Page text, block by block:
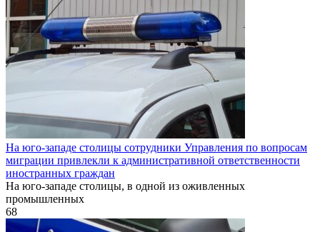
На юго-западе столицы сотрудники Управления по вопросам
миграции привлекли к административной ответственности
иностранных граждан
На юго-западе столицы, в одной из оживленных
промышленных
68